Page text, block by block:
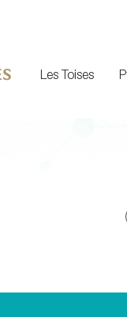
Les Toises